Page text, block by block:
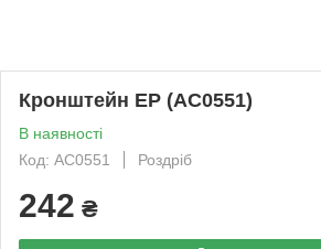
Кронштейн EP (AC0551)
В наявності
Код: AC0551
Роздріб
242 ₴